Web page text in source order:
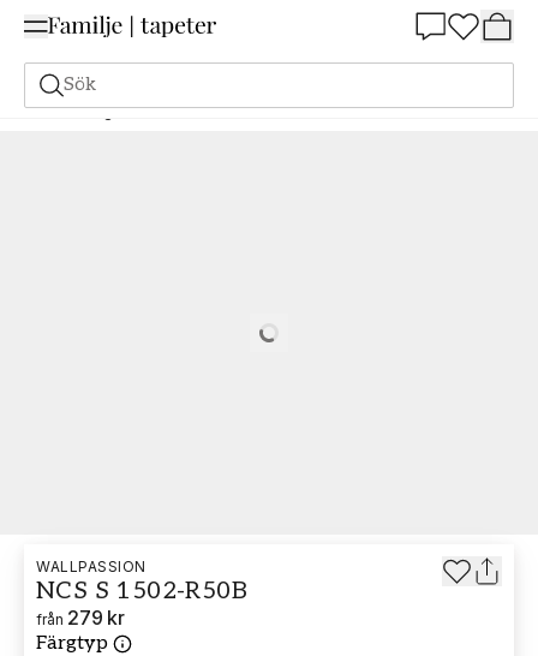
Sök
Målarfärg Beställ utifrån NCS Beställ utifrån NCS 1502-R50B
Loading…
WALLPASSION
NCS S 1502-R50B
från 279 kr
Färgtyp